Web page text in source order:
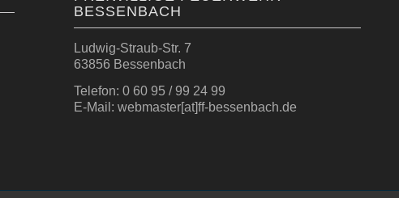
BESSENBACH
Ludwig-Straub-Str. 7
63856 Bessenbach
Telefon: 0 60 95 / 99 24 99
E-Mail: webmaster[at]ff-bessenbach.de